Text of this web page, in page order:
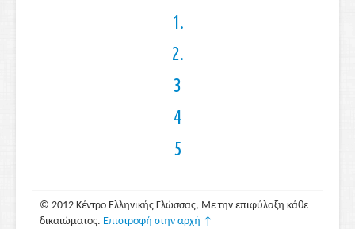
1.
2.
3
4
5
© 2012 Κέντρο Ελληνικής Γλώσσας, Με την επιφύλαξη κάθε
δικαιώματος. Επιστροφή στην αρχή ↑